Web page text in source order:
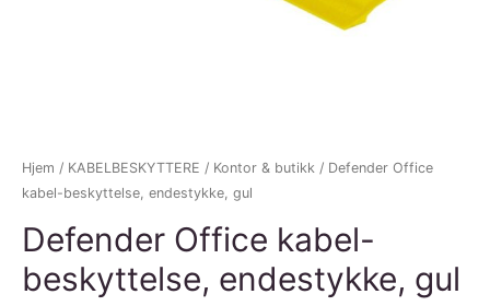
Hjem / KABELBESKYTTERE / Kontor & butikk / Defender Office
kabel-beskyttelse, endestykke, gul
Defender Office kabel-
beskyttelse, endestykke, gul